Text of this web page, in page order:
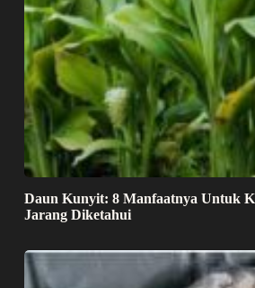
Daun Kunyit: 8 Manfaatnya Untuk
Jarang Diketahui